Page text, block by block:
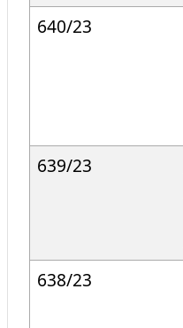
640/23
639/23
638/23